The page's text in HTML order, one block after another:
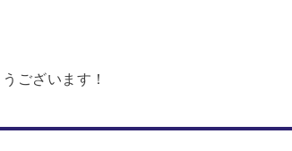
ございます！